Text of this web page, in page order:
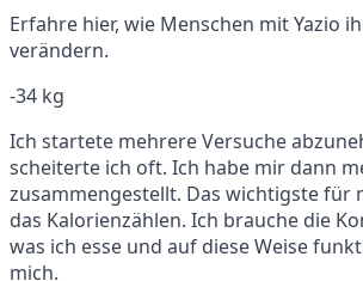
Erfahre hier, wie Menschen mit Yazio
verändern.
-34 kg
Ich startete mehrere Versuche
scheiterte ich oft. Ich habe mir dann
zusammengestellt. Das wichtigste für
das Kalorienzählen. Ich brauche die
was ich esse und auf diese Weise
mich.